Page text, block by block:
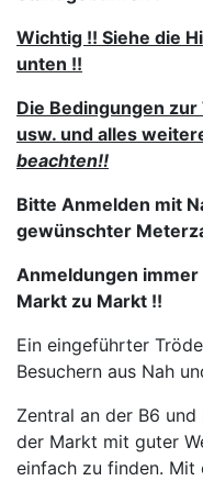
Wichtig !! Siehe die
unten !!
Die Bedingungen
usw. und alles
beachten!!
Bitte Anmelden mit
gewünschter
Anmeldungen
Markt zu Markt !!
Ein eingeführter
Besuchern aus Nah
Zentral an der B6
der Markt mit guter
einfach zu finden. Mit